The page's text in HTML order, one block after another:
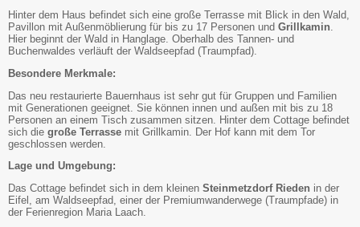
Hinter dem Haus befindet sich eine große Terrasse mit Blick in den Wald,
Pavillon mit Außenmöblierung für bis zu 17 Personen und Grillkamin
Hier beginnt der Wald in Hanglage. Oberhalb des Tannen- und
Buchenwaldes verläuft der Waldseepfad (Traumpfad).
Besondere Merkmale:
Das neu restaurierte Bauernhaus ist sehr gut für Gruppen und Familien
mit Generationen geeignet. Sie können innen und außen mit bis zu 18
Personen an einem Tisch zusammen sitzen. Hinter dem Cottage befindet
sich die große Terrasse mit Grillkamin. Der Hof kann mit dem Tor
geschlossen werden.
Lage und Umgebung:
Das Cottage befindet sich in dem kleinen Steinmetzdorf Rieden in der
Eifel, am Waldseepfad, einer der Premiumwanderwege (Traumpfade) in
der Ferienregion Maria Laach.